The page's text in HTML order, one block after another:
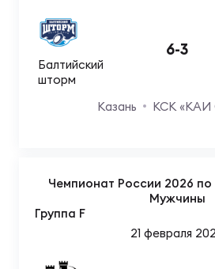
Балтийский
шторм
6-3
Казань
КСК «КАИ
Чемпионат России 2026 по
Мужчины
Группа F
21 февраля